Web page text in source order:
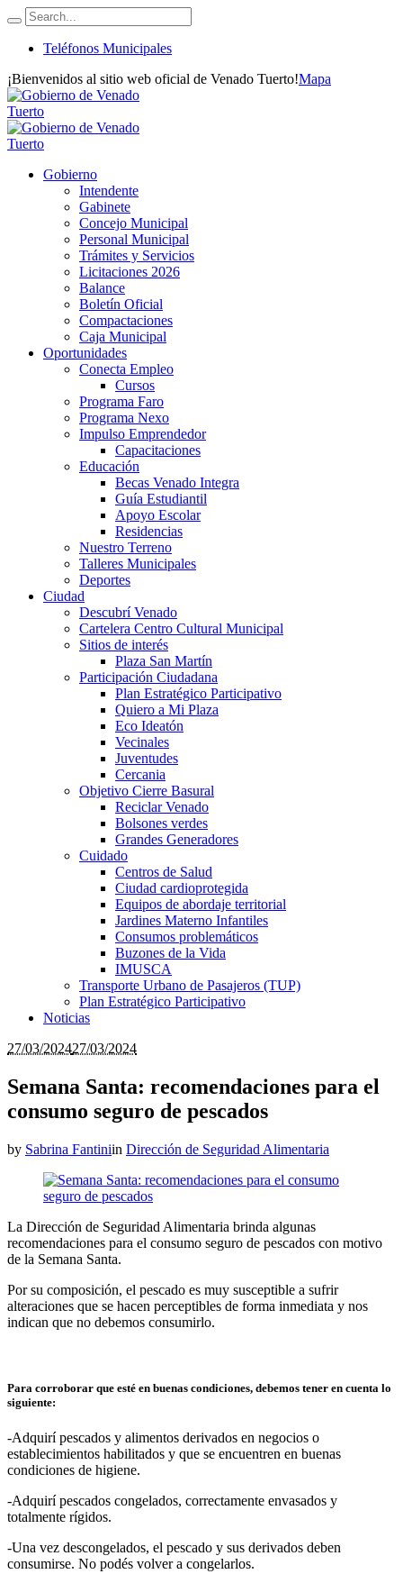
Teléfonos Municipales
¡Bienvenidos al sitio web oficial de Venado Tuerto!Mapa
Gobierno
Intendente
Gabinete
Concejo Municipal
Personal Municipal
Trámites y Servicios
Licitaciones 2026
Balance
Boletín Oficial
Compactaciones
Caja Municipal
Oportunidades
Conecta Empleo
Cursos
Programa Faro
Programa Nexo
Impulso Emprendedor
Capacitaciones
Educación
Becas Venado Integra
Guía Estudiantil
Apoyo Escolar
Residencias
Nuestro Terreno
Talleres Municipales
Deportes
Ciudad
Descubrí Venado
Cartelera Centro Cultural Municipal
Sitios de interés
Plaza San Martín
Participación Ciudadana
Plan Estratégico Participativo
Quiero a Mi Plaza
Eco Ideatón
Vecinales
Juventudes
Cercania
Objetivo Cierre Basural
Reciclar Venado
Bolsones verdes
Grandes Generadores
Cuidado
Centros de Salud
Ciudad cardioprotegida
Equipos de abordaje territorial
Jardines Materno Infantiles
Consumos problemáticos
Buzones de la Vida
IMUSCA
Transporte Urbano de Pasajeros (TUP)
Plan Estratégico Participativo
Noticias
27/03/202427/03/2024
Semana Santa: recomendaciones para el
consumo seguro de pescados
by Sabrina Fantiniin Dirección de Seguridad Alimentaria
La Dirección de Seguridad Alimentaria brinda algunas
recomendaciones para el consumo seguro de pescados con motivo
de la Semana Santa.
Por su composición, el pescado es muy susceptible a sufrir
alteraciones que se hacen perceptibles de forma inmediata y nos
indican que no debemos consumirlo.
Para corroborar que esté en buenas condiciones, debemos tener en cuenta lo
siguiente:
-Adquirí pescados y alimentos derivados en negocios o
establecimientos habilitados y que se encuentren en buenas
condiciones de higiene.
-Adquirí pescados congelados, correctamente envasados y
totalmente rígidos.
-Una vez descongelados, el pescado y sus derivados deben
consumirse. No podés volver a congelarlos.